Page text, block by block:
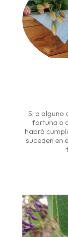
Si a alguno
fortuna o
habrá
suceden en